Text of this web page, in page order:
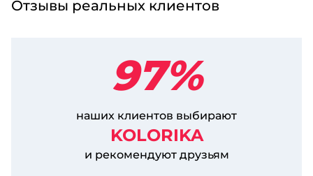
Отзывы реальных клиентов
97%
наших клиентов выбирают
KOLORIKA
и рекомендуют друзьям